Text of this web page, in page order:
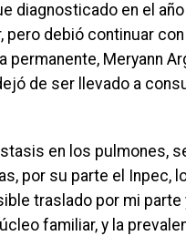
diagnosticado en el
pero debió continuar
Meryann
de ser llevado a
en los pulmones,
por su parte el Inpec,
traslado por mi
familiar, y la